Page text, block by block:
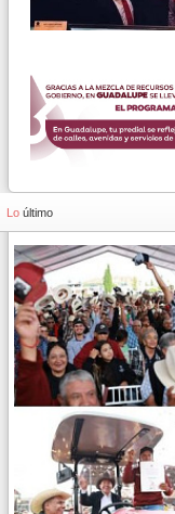
Lo último